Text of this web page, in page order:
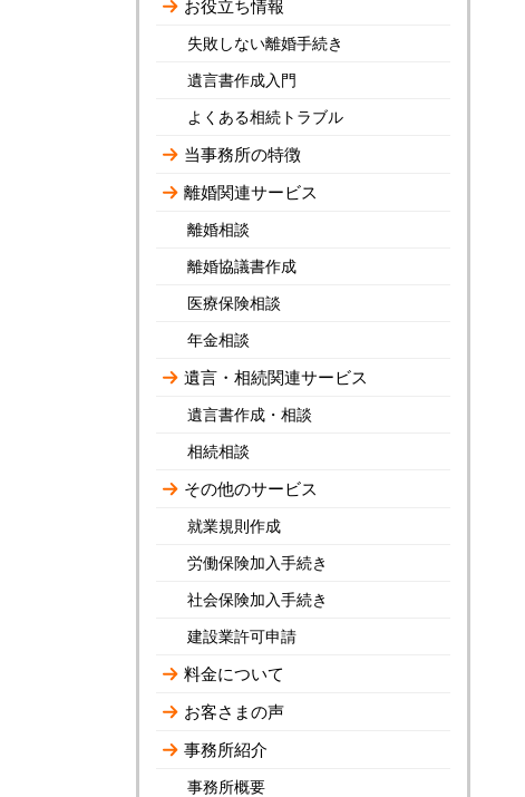
お役立ち情報
失敗しない離婚手続き
遺言書作成入門
よくある相続トラブル
当事務所の特徴
離婚関連サービス
離婚相談
離婚協議書作成
医療保険相談
年金相談
遺言・相続関連サービス
遺言書作成・相談
相続相談
その他のサービス
就業規則作成
労働保険加入手続き
社会保険加入手続き
建設業許可申請
料金について
お客さまの声
事務所紹介
事務所概要